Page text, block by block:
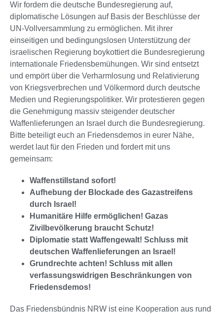
Wir fordern die deutsche Bundesregierung auf,
diplomatische Lösungen auf Basis der Beschlüsse der
UN-Vollversammlung zu ermöglichen. Mit ihrer
einseitigen und bedingungslosen Unterstützung der
israelischen Regierung boykottiert die Bundesregierung
internationale Friedensbemühungen. Wir sind entsetzt
und empört über die Verharmlosung und Relativierung
von Kriegsverbrechen und Völkermord durch deutsche
Medien und Regierungspolitiker. Wir protestieren gegen
die Genehmigung massiv steigender deutscher
Waffenlieferungen an Israel durch die Bundesregierung.
Bitte beteiligt euch an Friedensdemos in eurer Nähe,
werdet laut für den Frieden und fordert mit uns
gemeinsam:
Waffenstillstand sofort!
Aufhebung der Blockade des Gazastreifens
durch Israel!
Humanitäre Hilfe ermöglichen! Gazas
Zivilbevölkerung braucht Schutz!
Diplomatie statt Waffengewalt! Schluss mit
deutschen Waffenlieferungen an Israel!
Grundrechte achten! Schluss mit allen
verfassungswidrigen Beschränkungen von
Friedensdemos!
Das Friedensbündnis NRW ist eine Kooperation aus rund